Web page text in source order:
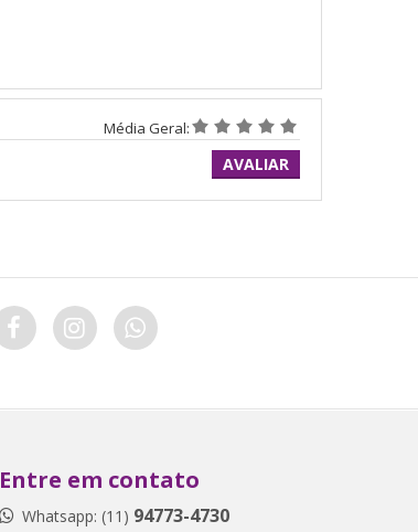
Média Geral:
AVALIAR
Entre em contato
Whatsapp: (11) 94773-4730